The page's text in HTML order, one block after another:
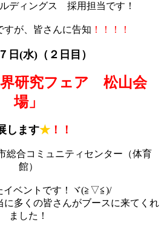
ディングス 採用担当です！
すが、皆さんに告知 ！！！！
日(水)（２日目）
界研究フェア 松山会
場」
します★ ！！
総合コミュニティセンター（体育
館）
イベントです！ヾ(≧▽≦)/
に多くの皆さんがブースに来てくれ
ました！